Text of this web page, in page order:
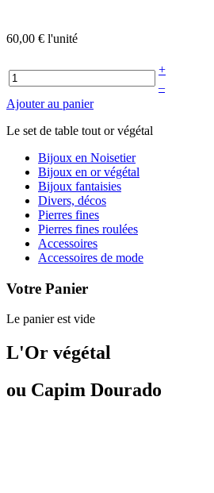
60,00 € l'unité
+
–
Ajouter au panier
Le set de table tout or végétal
Bijoux en Noisetier
Bijoux en or végétal
Bijoux fantaisies
Divers, décos
Pierres fines
Pierres fines roulées
Accessoires
Accessoires de mode
Votre Panier
Le panier est vide
L'Or végétal
ou Capim Dourado